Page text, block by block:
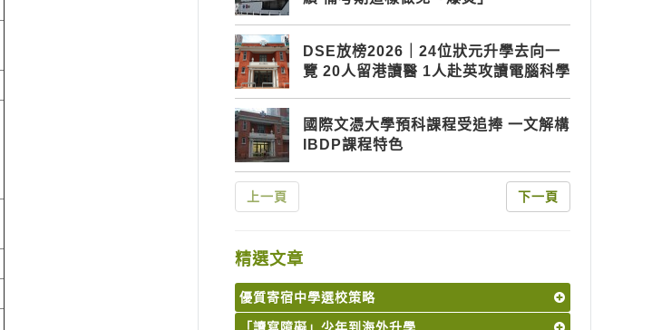
DSE放榜2026｜24位狀元升學去向一
覽 20人留港讀醫 1人赴英攻讀電腦科學
國際文憑大學預科課程受追捧 一文解構
IBDP課程特色
上一頁 下一頁
精選文章
優質寄宿中學選校策略